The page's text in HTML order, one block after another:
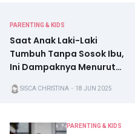
PARENTING & KIDS
Saat Anak Laki-Laki
Tumbuh Tanpa Sosok Ibu,
Ini Dampaknya Menurut
SISCA CHRISTINA ・ 18 JUN 2025
PARENTING & KIDS